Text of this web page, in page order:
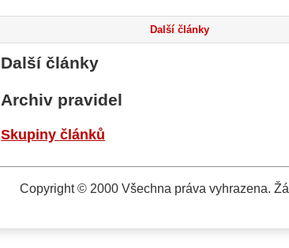
Další články
Další články
Archiv pravidel
Skupiny článků
Copyright © 2000 Všechna práva vyhrazena.